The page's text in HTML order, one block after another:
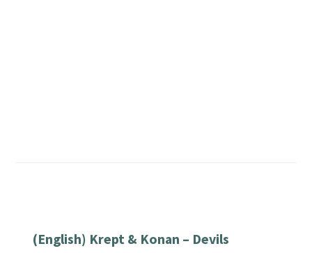
(English) Krept & Konan – Devils